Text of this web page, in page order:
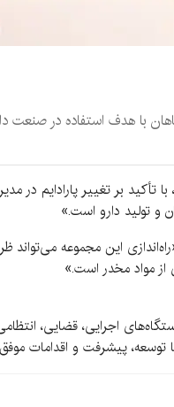
با هدف استفاده در صنعت
تأکید بر تغییر پارادایم
و تولید دارو است.»
این مجموعه
مواد مخدر است.»
اجرایی، قضایی،
پیشرفت و اقدامات